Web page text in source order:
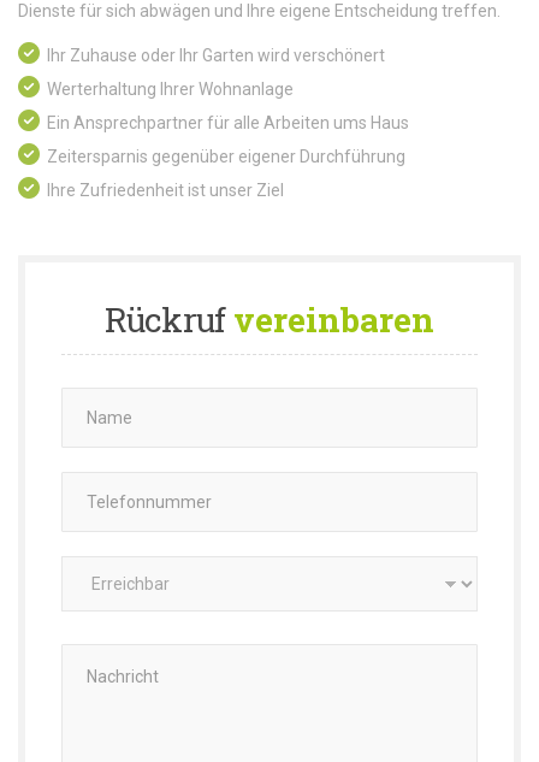
Dienste für sich abwägen und Ihre eigene Entscheidung treffen.
Ihr Zuhause oder Ihr Garten wird verschönert
Werterhaltung Ihrer Wohnanlage
Ein Ansprechpartner für alle Arbeiten ums Haus
Zeitersparnis gegenüber eigener Durchführung
Ihre Zufriedenheit ist unser Ziel
Rückrufvereinbaren